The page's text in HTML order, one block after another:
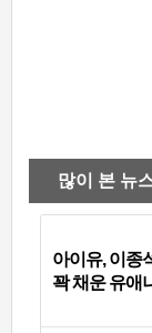
많이 본 뉴
아이유, 이
꽉 채운 유애